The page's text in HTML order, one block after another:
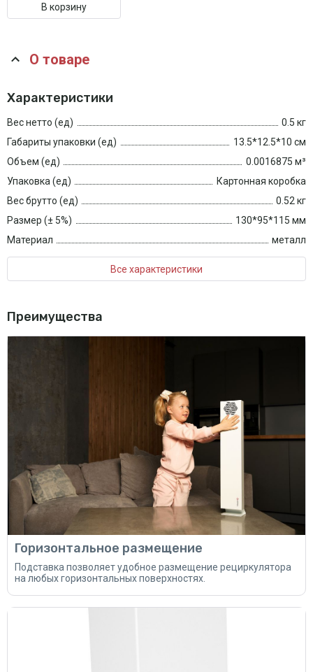
В корзину
О товаре
Характеристики
Вес нетто (ед)
0.5 кг
Габариты упаковки (ед)
13.5*12.5*10 см
Объем (ед)
0.0016875 м³
Упаковка (ед)
Картонная коробка
Вес брутто (ед)
0.52 кг
Размер (± 5%)
130*95*115 мм
Материал
металл
Все характеристики
Преимущества
Горизонтальное размещение
Подставка позволяет удобное размещение рециркулятора
на любых горизонтальных поверхностях.